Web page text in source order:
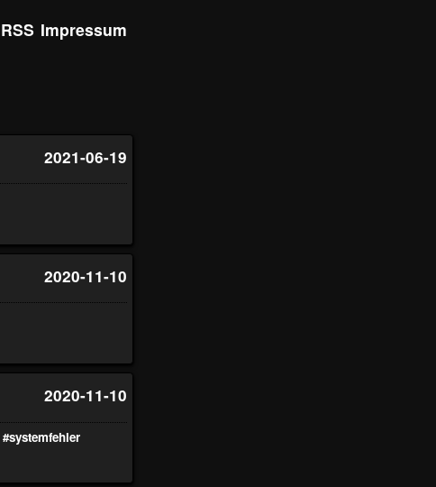
RSS Impressum
2021-06-19
2020-11-10
2020-11-10
#systemfehler